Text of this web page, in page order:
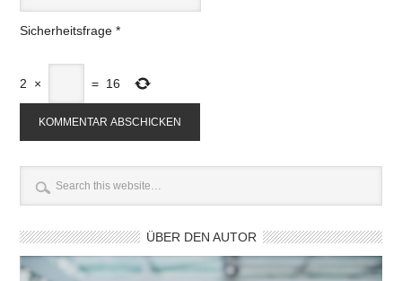
Sicherheitsfrage *
2 × = 16
ÜBER DEN AUTOR